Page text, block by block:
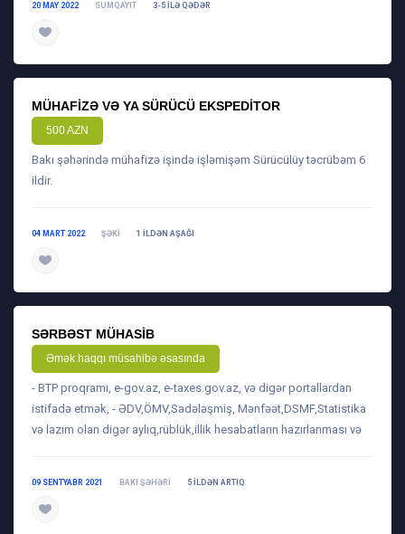
20 MAY 2022 SUMQAYIT 3-5 ILƏ QƏDƏR
MÜHAFIZƏ VƏ YA SÜRÜCÜ EKSPEDITOR
500 AZN
Bakı şəhərində mühafizə işində işləmişəm Sürücülüy təcrübəm 6
ildir.
04 MART 2022 ŞƏKI 1 ILDƏN AŞAĞI
SƏRBƏST MÜHASIB
Əmək haqqı müsahibə əsasında
- BTP proqramı, e-gov.az, e-taxes.gov.az, və digər portallardan
istifadə etmək, - ƏDV,ÖMV,Sadələşmiş, Mənfəət,DSMF,Statistika
və lazım olan digər aylıq,rüblük,illik hesabatların hazırlanması və
09 SENTYABR 2021 BAKI ŞƏHƏRI 5 ILDƏN ARTIQ